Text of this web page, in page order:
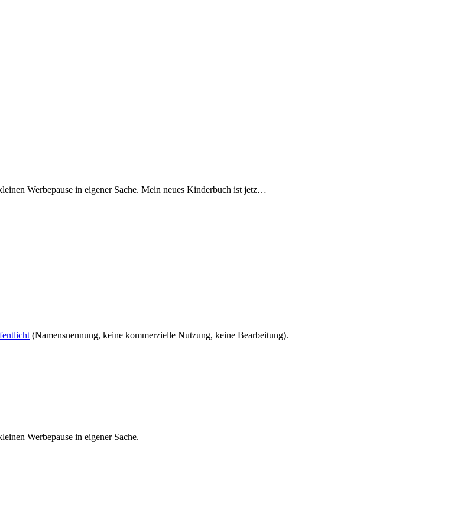
Werbepause in eigener Sache. Mein neues Kinderbuch ist jetz…
(Namensnennung, keine kommerzielle Nutzung, keine Bearbeitung).
Werbepause in eigener Sache.